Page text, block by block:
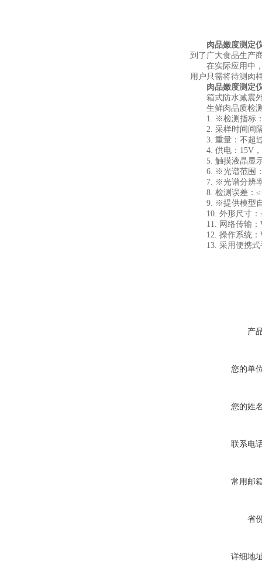
肉品嫩度测定
到了广大食品生产
在实际应用中，
用户只需将待测肉
肉品嫩度测定
箱式防水减震外
生鲜肉品质检测
1. ※检测指标：
2. 采样时间间隔
3. 重量：不超
4. 供电：15V，
5. 触摸液晶显示
6. ※光谱范围：
7. ※光谱分辨率
8. 检测误差：
9. ※提供模型自
10. 外形尺寸：
11. 网络传输：
12. 操作系统：
13. 采用便携式
产
您的单
您的姓
联系电
常用邮
省
详细地